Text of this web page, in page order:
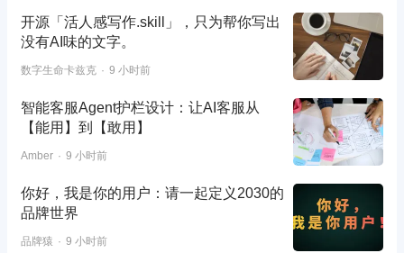
开源「活人感写作.skill」，只为帮你写出
没有AI味的文字。
数字生命卡兹克 9 小时前
智能客服Agent护栏设计：让AI客服从
【能用】到【敢用】
Amber 9 小时前
你好，我是你的用户：请一起定义2030的
品牌世界
品牌猿 9 小时前